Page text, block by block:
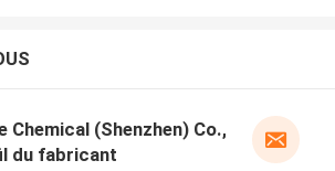
Chemical (Shenzhen) Co., Ltd
du fabricant